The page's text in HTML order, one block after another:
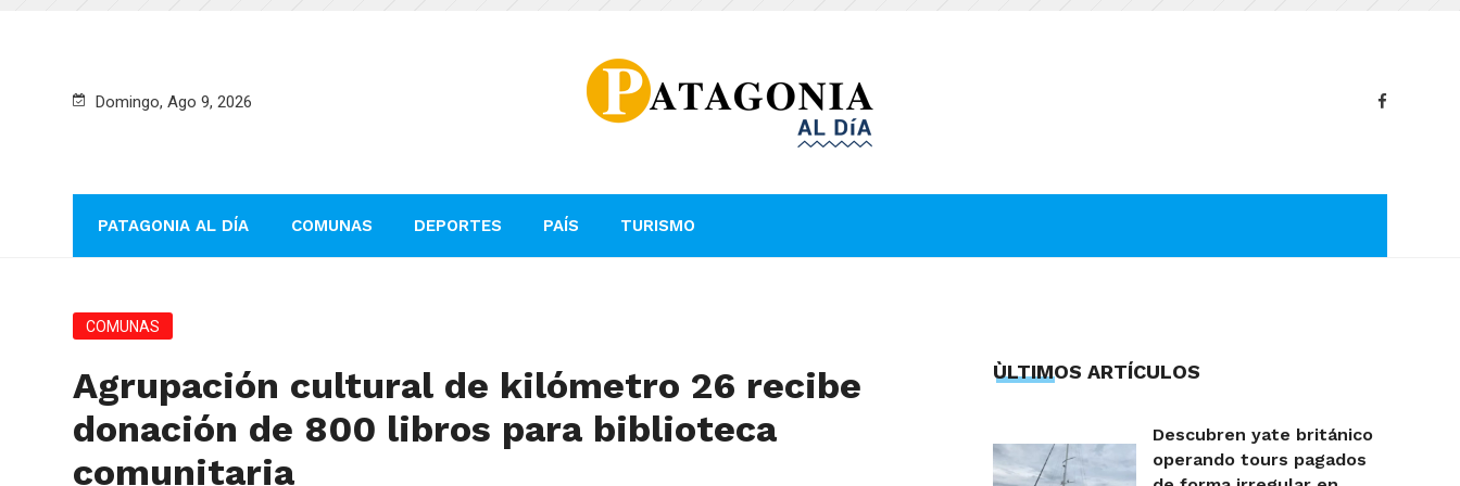
Domingo, Ago 9, 2026
PATAGONIA AL DÍA COMUNAS DEPORTES PAÍS TURISMO
COMUNAS
Agrupación cultural de kilómetro 26 recibe
donación de 800 libros para biblioteca
comunitaria
ÙLTIMOS ARTÍCULOS
Descubren yate británico
operando tours pagados